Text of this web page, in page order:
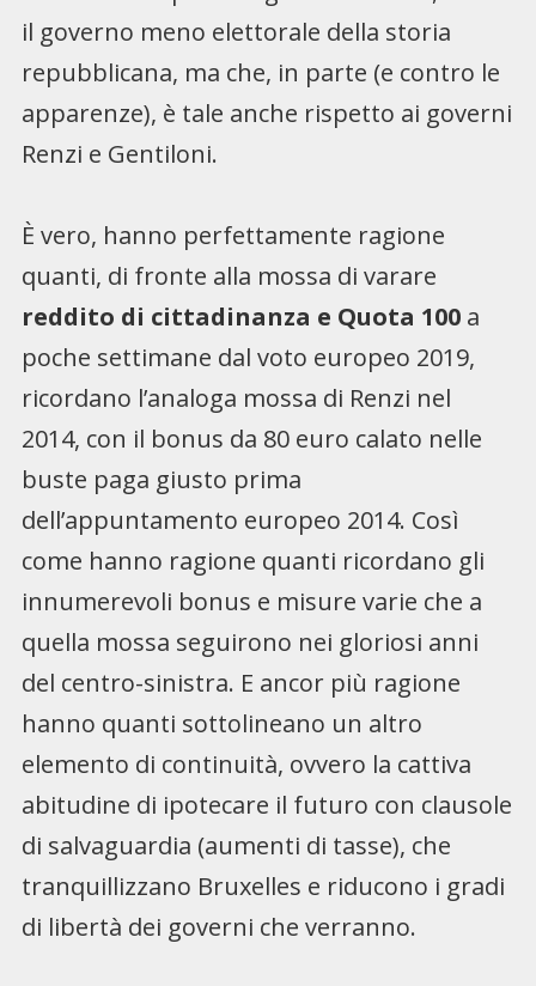
il governo meno elettorale della storia
repubblicana, ma che, in parte (e contro le
apparenze), è tale anche rispetto ai governi
Renzi e Gentiloni.
È vero, hanno perfettamente ragione
quanti, di fronte alla mossa di varare
reddito di cittadinanza e Quota 100a
poche settimane dal voto europeo 2019,
ricordano l’analoga mossa di Renzi nel
2014, con il bonus da 80 euro calato nelle
buste paga giusto prima
dell’appuntamento europeo 2014. Così
come hanno ragione quanti ricordano gli
innumerevoli bonus e misure varie che a
quella mossa seguirono nei gloriosi anni
del centro-sinistra. E ancor più ragione
hanno quanti sottolineano un altro
elemento di continuità, ovvero la cattiva
abitudine di ipotecare il futuro con clausole
di salvaguardia (aumenti di tasse), che
tranquillizzano Bruxelles e riducono i gradi
di libertà dei governi che verranno.